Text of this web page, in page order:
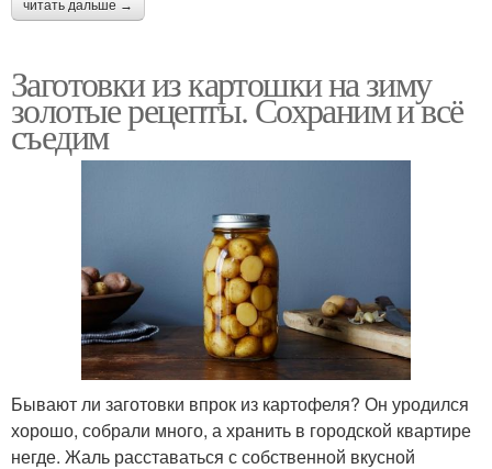
читать дальше →
Заготовки из картошки на зиму
золотые рецепты. Сохраним и всё
съедим
Бывают ли заготовки впрок из картофеля? Он уродился
хорошо, собрали много, а хранить в городской квартире
негде. Жаль расставаться с собственной вкусной